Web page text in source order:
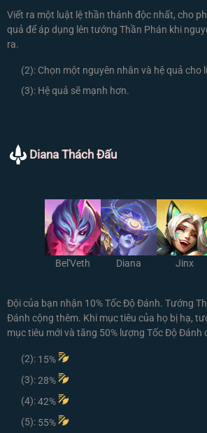
Viết ra một luật lệ thần thánh độc nhất, cho
quả để áp dụng lên tướng Thần Phán khi
ra.
(2): Chọn một nguyên nhân và hệ quả cho
(3): Hệ quả sẽ mạnh hơn.
Diana Thách Đấu
Bel'Veth Diana Jinx
Đội của bạn nhận 10% Tốc Độ Đánh. Tướng
Đánh cộng thêm. Khi mục tiêu của họ bị hạ,
mục tiêu mới và tăng 50% lượng Tốc Độ Đánh
(2): 15%
(3):28%
(4):42%
(5): 55%